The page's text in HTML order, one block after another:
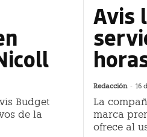
Budget
de la
Avis
Redacción - 16
La
marca
ofrece al